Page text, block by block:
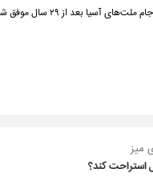
از ۲۹ سال موفق شد چین را شکست بدهد.
میز
کند؟